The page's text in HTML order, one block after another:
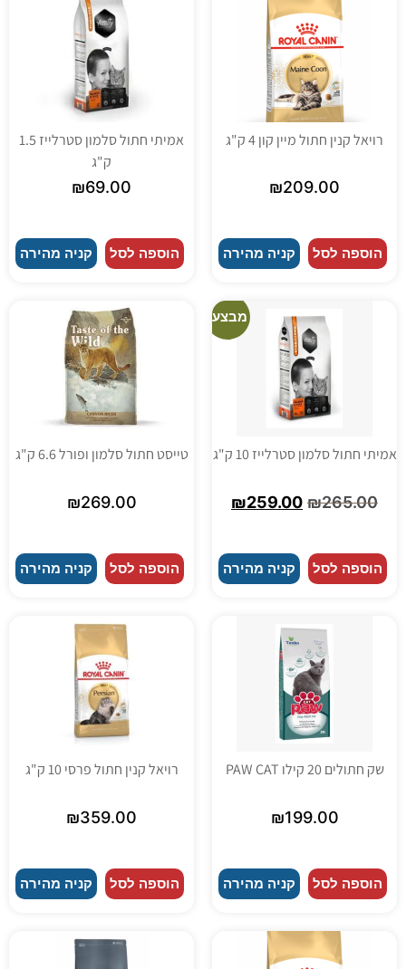
רויאל קנין חתול מיין קון 4 ק"ג
₪209.00
הוספה לסל קניה מהירה
אמיתי חתול סלמון סטרלייז 1.5
ק"ג
₪69.00
הוספה לסל קניה מהירה
מבצע!
אמיתי חתול סלמון סטרלייז 10 ק"ג
₪265.00
₪259.00
הוספה לסל קניה מהירה
טייסט חתול סלמון ופורל 6.6 ק"ג
₪269.00
הוספה לסל קניה מהירה
שק חתולים 20 קילו PAW CAT
₪199.00
הוספה לסל קניה מהירה
רויאל קנין חתול פרסי 10 ק"ג
₪359.00
הוספה לסל קניה מהירה